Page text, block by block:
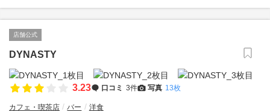
店舗公式
DYNASTY
3.23 口コミ 3件 写真 13枚
カフェ・喫茶店 バー 洋食